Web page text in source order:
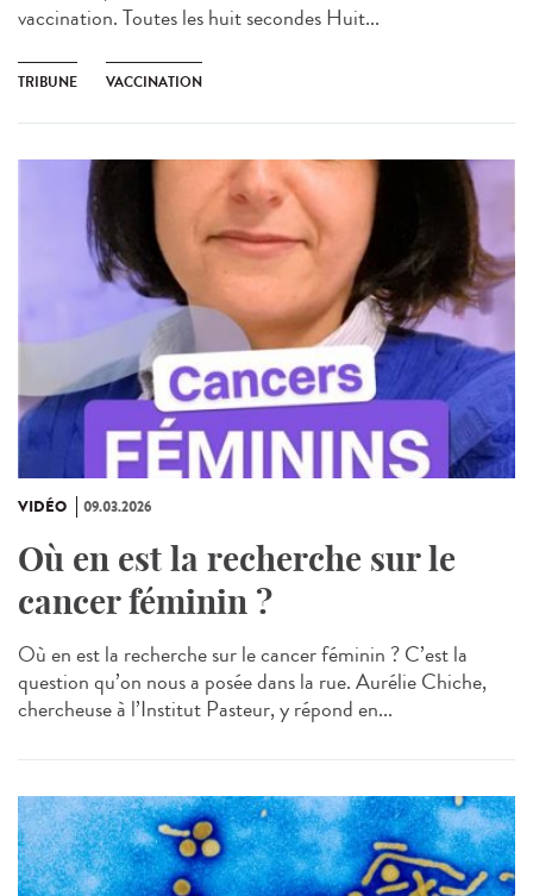
vaccination. Toutes les huit secondes Huit...
TRIBUNE VACCINATION
VIDÉO 09.03.2026
Où en est la recherche sur le
cancer féminin ?
Où en est la recherche sur le cancer féminin ? C’est la
question qu’on nous a posée dans la rue. Aurélie Chiche,
chercheuse à l’Institut Pasteur, y répond en...